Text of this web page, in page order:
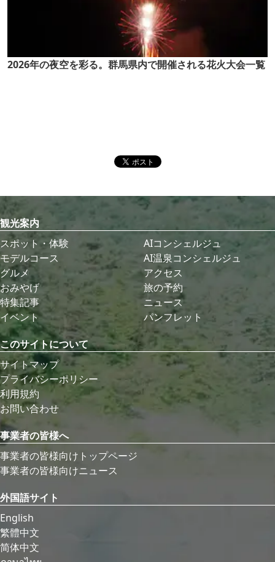
2026年の夜空を彩る。群馬県内で開催される花火大会一覧
観光案内
スポット・体験
モデルコース
グルメ
おみやげ
特集記事
イベント
AIコンシェルジュ
AI温泉コンシェルジュ
アクセス
旅の予約
ニュース
パンフレット
このサイトについて
サイトマップ
プライバシーポリシー
利用規約
お問い合わせ
事業者の皆様へ
事業者の皆様向けトップページ
事業者の皆様向けニュース
外国語サイト
English
繁體中文
简体中文